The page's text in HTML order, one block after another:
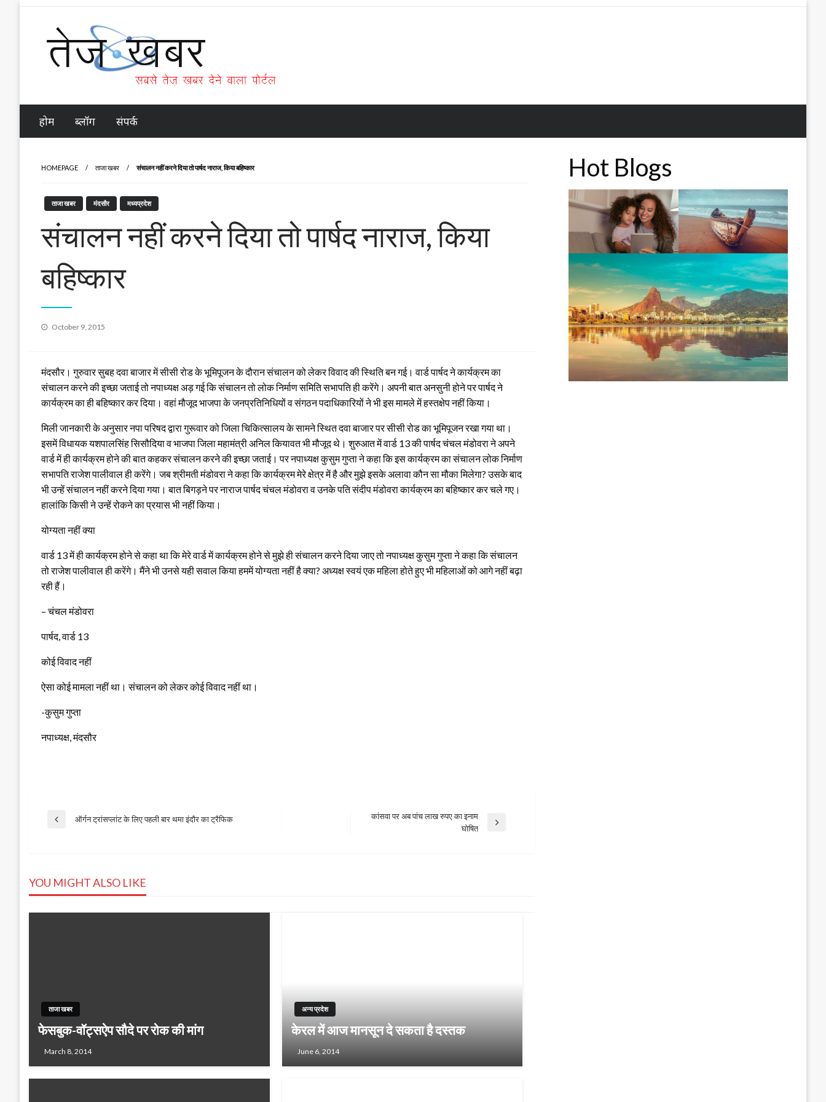
Tez Khabar
होम ब्लॉग संपर्क
HOMEPAGE ताजा खबर संचालन नहीं करने दिया तो पार्षद नाराज, किया बहिष्कार
ताजा खबर मंदसौर मध्यप्रदेश
संचालन नहीं करने दिया तो पार्षद नाराज, किया
बहिष्कार
Posted
October 9, 2015
मंदसौर। गुरुवार सुबह दवा बाजार में सीसी रोड के भूमिपूजन के दौरान संचालन को लेकर विवाद की स्थिति बन गई। वार्ड पार्षद ने कार्यक्रम का
संचालन करने की इच्छा जताई तो नपाध्यक्ष अड़ गई कि संचालन तो लोक निर्माण समिति सभापति ही करेंगे। अपनी बात अनसुनी होने पर पार्षद ने
कार्यक्रम का ही बहिष्कार कर दिया। वहां मौजूद भाजपा के जनप्रतिनिधियों व संगठन पदाधिकारियों ने भी इस मामले में हस्तक्षेप नहीं किया।
मिली जानकारी के अनुसार नपा परिषद द्वारा गुरूवार को जिला चिकित्सालय के सामने स्थित दवा बाजार पर सीसी रोड का भूमिपूजन रखा गया था।
इसमें विधायक यशपालसिंह सिसौदिया व भाजपा जिला महामंत्री अनिल कियावत भी मौजूद थे। शुरुआत में वार्ड 13 की पार्षद चंचल मंडोवरा ने अपने
वार्ड में ही कार्यक्रम होने की बात कहकर संचालन करने की इच्छा जताई। पर नपाध्यक्ष कुसुम गुप्ता ने कहा कि इस कार्यक्रम का संचालन लोक निर्माण
सभापति राजेश पालीवाल ही करेंगे। जब श्रीमती मंडोवरा ने कहा कि कार्यक्रम मेरे क्षेत्र में है और मुझे इसके अलावा कौन सा मौका मिलेगा? उसके बाद
भी उन्हें संचालन नहीं करने दिया गया। बात बिगड़ने पर नाराज पार्षद चंचल मंडोवरा व उनके पति संदीप मंडोवरा कार्यक्रम का बहिष्कार कर चले गए।
हालांकि किसी ने उन्हें रोकने का प्रयास भी नहीं किया।
योग्यता नहीं क्या
वार्ड 13 में ही कार्यक्रम होने से कहा था कि मेरे वार्ड में कार्यक्रम होने से मुझे ही संचालन करने दिया जाए तो नपाध्यक्ष कुसुम गुप्ता ने कहा कि संचालन
तो राजेश पालीवाल ही करेंगे। मैंने भी उनसे यही सवाल किया हममें योग्यता नहीं है क्या? अध्यक्ष स्वयं एक महिला होते हुए भी महिलाओं को आगे नहीं बढ़ा
रही हैं।
– चंचल मंडोवरा
पार्षद, वार्ड 13
कोई विवाद नहीं
ऐसा कोई मामला नहीं था। संचालन को लेकर कोई विवाद नहीं था।
-कुसुम गुप्ता
नपाध्यक्ष, मंदसौर
Post
Previous
ऑर्गन ट्रांसप्लांट के लिए पहली बार थमा इंदौर का ट्रैफिक
कांसवा पर अब पांच लाख रुपए का इनाम
घोषित
YOU MIGHT ALSO LIKE
ताजा खबर
फेसबुक-वॉट्सऐप सौदे पर रोक की मांग
March 8, 2014
अन्य प्रदेश
केरल में आज मानसून दे सकता है दस्तक
June 6, 2014
Hot Blogs